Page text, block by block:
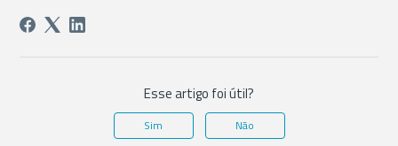
Esse artigo foi útil?
Sim
Não